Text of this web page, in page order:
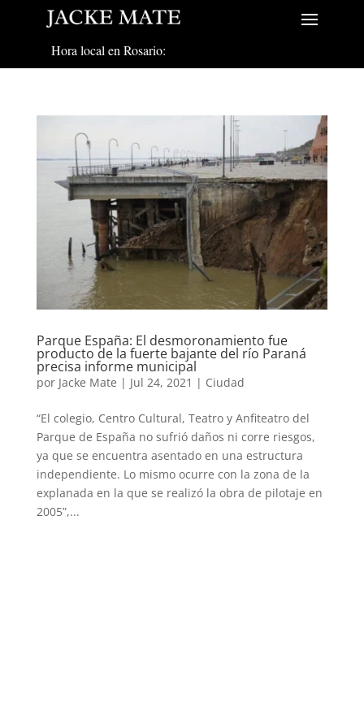
Hora local en Rosario:
Parque España: El desmoronamiento fue
producto de la fuerte bajante del río Paraná
precisa informe municipal
por Jacke Mate | Jul 24, 2021 | Ciudad
“El colegio, Centro Cultural, Teatro y Anfiteatro del
Parque de España no sufrió daños ni corre riesgos,
ya que se encuentra asentado en una estructura
independiente. Lo mismo ocurre con la zona de la
explanada en la que se realizó la obra de pilotaje en
2005”,...